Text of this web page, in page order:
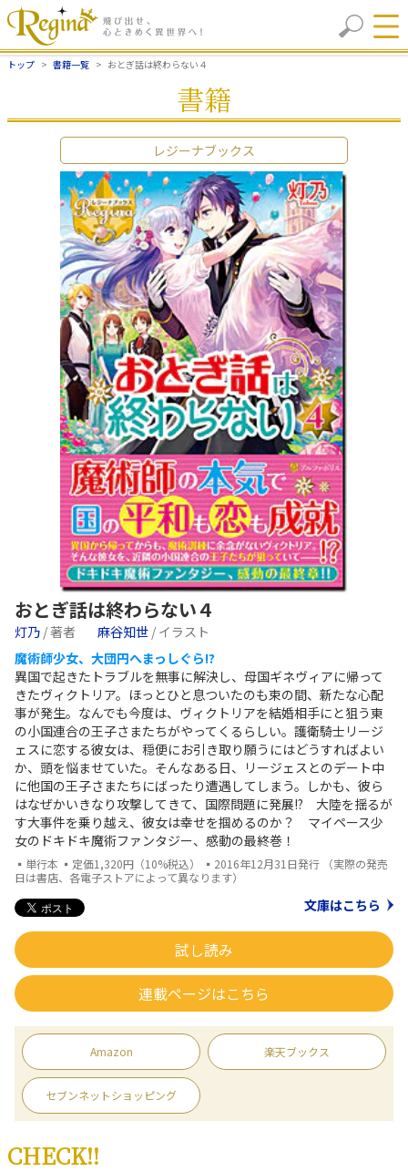
トップ 書籍一覧 おとぎ話は終わらない４
書籍
レジーナブックス
おとぎ話は終わらない４
灯乃 / 著者 麻谷知世 / イラスト
魔術師少女、大団円へまっしぐら!?
異国で起きたトラブルを無事に解決し、母国ギネヴィアに帰って
きたヴィクトリア。ほっとひと息ついたのも束の間、新たな心配
事が発生。なんでも今度は、ヴィクトリアを結婚相手にと狙う東
の小国連合の王子さまたちがやってくるらしい。護衛騎士リージ
ェスに恋する彼女は、穏便にお引き取り願うにはどうすればよい
か、頭を悩ませていた。そんなある日、リージェスとのデート中
に他国の王子さまたちにばったり遭遇してしまう。しかも、彼ら
はなぜかいきなり攻撃してきて、国際問題に発展!? 大陸を揺るが
す大事件を乗り越え、彼女は幸せを掴めるのか？ マイペース少
女のドキドキ魔術ファンタジー、感動の最終巻！
▪単行本 ▪定価1,320円（10%税込） ▪2016年12月31日発行 （実際の発売
日は書店、各電子ストアによって異なります）
文庫はこちら
試し読み
連載ページはこちら
Amazon 楽天ブックス
セブンネットショッピング
CHECK!!